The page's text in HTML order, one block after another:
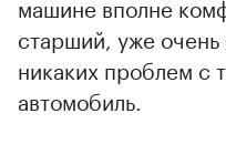
машине вполне
старший, уже
никаких проблем с
автомобиль.